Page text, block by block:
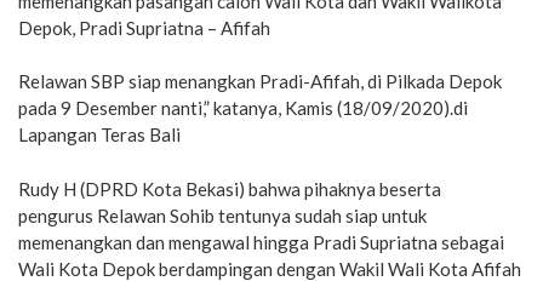
Depok, Pradi Supriatna – Afifah
Relawan SBP siap menangkan Pradi-Afifah, di Pilkada Depok
pada 9 Desember nanti,” katanya, Kamis (18/09/2020).di
Lapangan Teras Bali
Rudy H (DPRD Kota Bekasi) bahwa pihaknya beserta
pengurus Relawan Sohib tentunya sudah siap untuk
memenangkan dan mengawal hingga Pradi Supriatna sebagai
Wali Kota Depok berdampingan dengan Wakil Wali Kota Afifah